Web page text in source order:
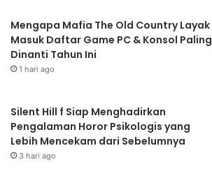
Mengapa Mafia The Old Country Layak
Masuk Daftar Game PC & Konsol Paling
Dinanti Tahun Ini
1 hari ago
Silent Hill f Siap Menghadirkan
Pengalaman Horor Psikologis yang
Lebih Mencekam dari Sebelumnya
3 hari ago